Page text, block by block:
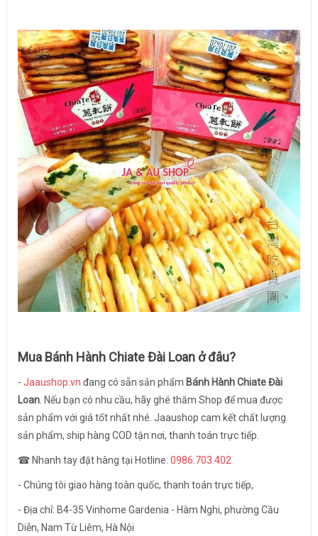
Mua Bánh Hành Chiate Đài Loanở đâu?
- Jaaushop.vn đang có sẵn sản phẩm Bánh Hành Chiate Đài
Loan. Nếu bạn có nhu cầu, hãy ghé thăm Shop để mua được
sản phẩm với giá tốt nhất nhé. Jaaushop cam kết chất lượng
sản phẩm, ship hàng COD tận nơi, thanh toán trực tiếp.
☎ Nhanh tay đặt hàng tại Hotline: 0986.703.402
- Chúng tôi giao hàng toàn quốc, thanh toán trực tiếp,
- Địa chỉ: B4-35 Vinhome Gardenia - Hàm Nghi, phường Cầu
Diễn, Nam Từ Liêm, Hà Nội